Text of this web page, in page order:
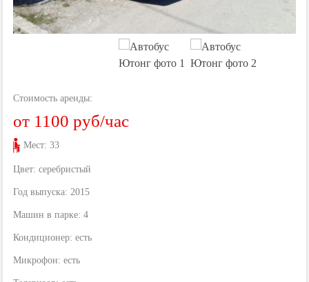
Стоимость аренды:
от 1100 руб/час
Мест: 33
Цвет: серебристый
Год выпуска: 2015
Машин в парке: 4
Кондиционер: есть
Микрофон: есть